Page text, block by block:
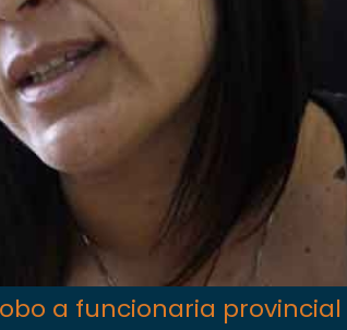
a funcionaria provincial